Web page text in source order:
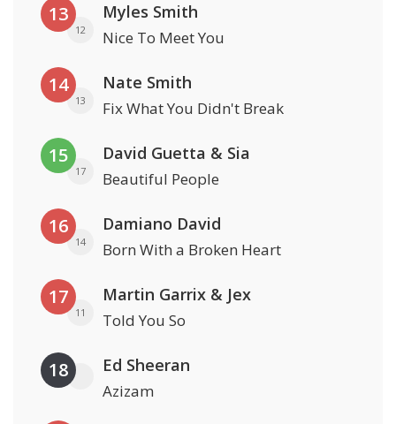
13
12
Myles Smith
Nice To Meet You
14
13
Nate Smith
Fix What You Didn't Break
15
17
David Guetta & Sia
Beautiful People
16
14
Damiano David
Born With a Broken Heart
17
11
Martin Garrix & Jex
Told You So
18 Ed Sheeran
Azizam